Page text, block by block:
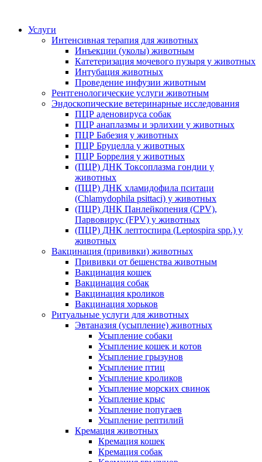
Услуги
Интенсивная терапия для животных
Инъекции (уколы) животным
Катетеризация мочевого пузыря у животных
Интубация животных
Проведение инфузии животным
Рентгенологические услуги животным
Эндоскопические ветеринарные исследования
ПЦР аденовируса собак
ПЦР анаплазмы и эрлихии у животных
ПЦР Бабезия у животных
ПЦР Бруцелла у животных
ПЦР Боррелия у животных
(ПЦР) ДНК Токсоплазма гондии у
животных
(ПЦР) ДНК хламидофила пситаци
(Chlamydophila psittaci) у животных
(ПЦР) ДНК Панлейкопения (CPV),
Парвовирус (FPV) у животных
(ПЦР) ДНК лептоспира (Leptospira spp.) у
животных
Вакцинация (прививки) животных
Прививки от бешенства животным
Вакцинация кошек
Вакцинация собак
Вакцинация кроликов
Вакцинация хорьков
Ритуальные услуги для животных
Эвтаназия (усыпление) животных
Усыпление собаки
Усыпление кошек и котов
Усыпление грызунов
Усыпление птиц
Усыпление кроликов
Усыпление морских свинок
Усыпление крыс
Усыпление попугаев
Усыпление рептилий
Кремация животных
Кремация кошек
Кремация собак